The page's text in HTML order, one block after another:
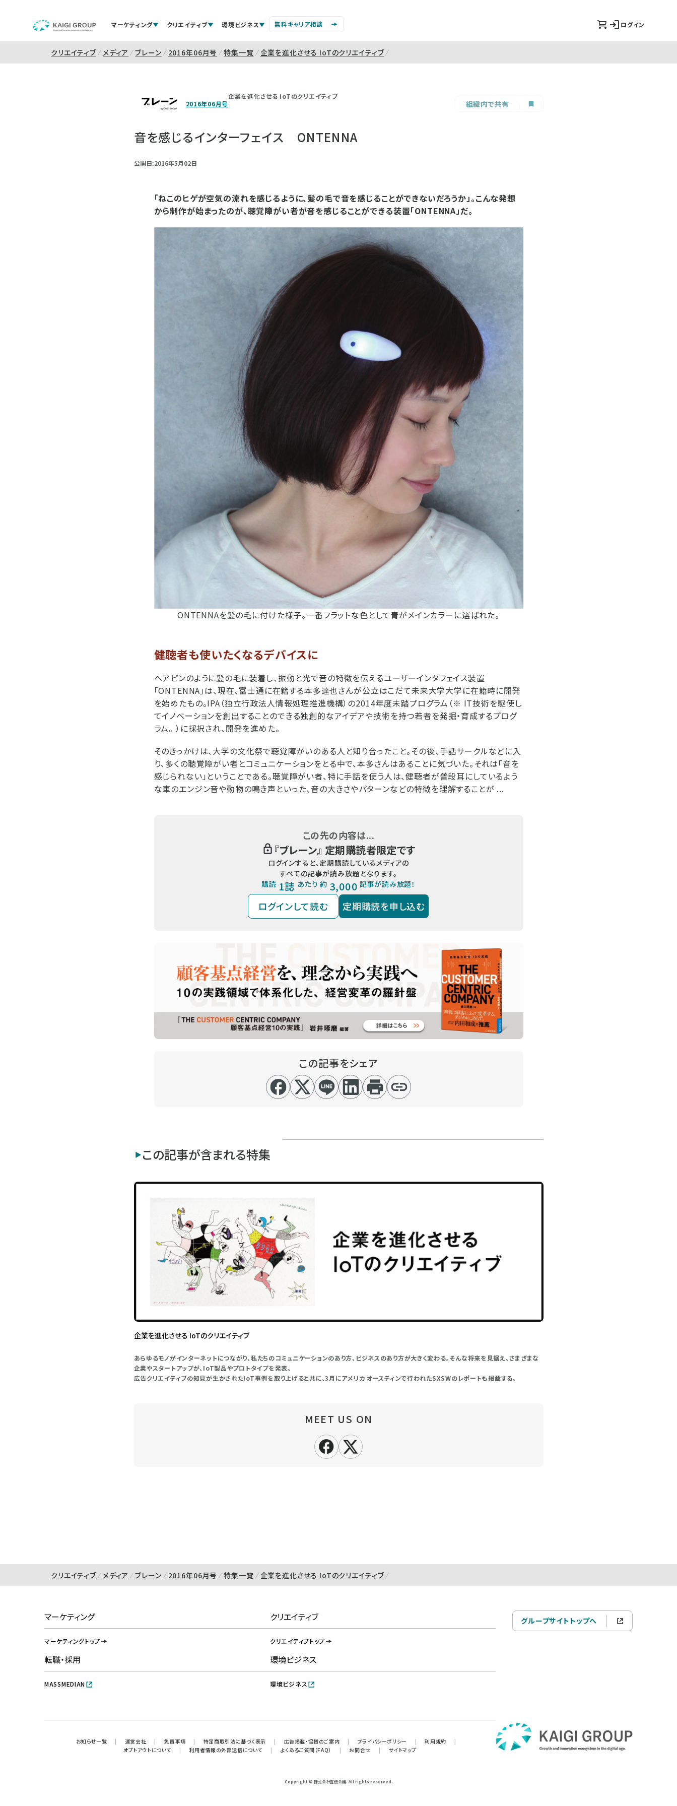
マーケティング クリエイティブ 環境ビジネス 無料キャリア相談 ログイン
クリエイティブ メディア ブレーン 2016年06月号 特集一覧 企業を進化させる IoTのクリエイティブ
2016年06月号
企業を進化させる IoTのクリエイティブ
組織内で共有
音を感じるインターフェイス ONTENNA
公開日:2016年5月02日
「ねこのヒゲが空気の流れを感じるように、髪の毛で音を感じることができないだろうか」。こんな発想
から制作が始まったのが、聴覚障がい者が音を感じることができる装置「ONTENNA」だ。
ONTENNAを髪の毛に付けた様子。一番フラットな色として青がメインカラーに選ばれた。
健聴者も使いたくなるデバイスに
ヘアピンのように髪の毛に装着し、振動と光で音の特徴を伝えるユーザーインタフェイス装置
「ONTENNA」は、現在、富士通に在籍する本多達也さんが公立はこだて未来大学大学に在籍時に開発
を始めたもの。IPA（独立行政法人情報処理推進機構）の2014年度未踏プログラム（※ IT技術を駆使し
てイノベーションを創出することのできる独創的なアイデアや技術を持つ若者を発掘・育成するプログ
ラム。 ）に採択され、開発を進めた。
そのきっかけは、大学の文化祭で聴覚障がいのある人と知り合ったこと。その後、手話サークルなどに入
り、多くの聴覚障がい者とコミュニケーションをとる中で、本多さんはあることに気づいた。それは「音を
感じられない」ということである。聴覚障がい者、特に手話を使う人は、健聴者が普段耳にしているよう
な車のエンジン音や動物の鳴き声といった、音の大きさやパターンなどの特徴を理解することが ...
この先の内容は...
『ブレーン』 定期購読者限定です
ログインすると、定期購読しているメディアの
すべての記事が読み放題となります。
購読 1誌 あたり 約 3,000 記事が読み放題！
ログインして読む 定期購読を申し込む
この記事をシェア
この記事が含まれる特集
企業を進化させる IoTのクリエイティブ
あらゆるモノがインターネットにつながり、私たちのコミュニケーションのあり方、ビジネスのあり方が大きく変わる。そんな将来を見据え、さまざまな
企業やスタートアップが、IoT製品やプロトタイプを発表。
広告クリエイティブの知見が生かされたIoT事例を取り上げると共に、3月にアメリカ オースティンで行われたSXSWのレポートも掲載する。
MEET US ON
クリエイティブ メディア ブレーン 2016年06月号 特集一覧 企業を進化させる IoTのクリエイティブ
マーケティング
マーケティングトップ
クリエイティブ
クリエイティブトップ
転職・採用
MASSMEDIAN
環境ビジネス
環境ビジネス
お知らせ一覧 | 運営会社 | 免責事項 | 特定商取引法に基づく表示 | 広告掲載・協賛のご案内 | プライバシーポリシー | 利用規約
|
オプトアウトについて
| 利用者情報の外部送信について | よくあるご質問（FAQ） | お問合せ | サイトマップ
グループサイトトップへ
Copyright © 株式会社宣伝会議. All rights reserved.